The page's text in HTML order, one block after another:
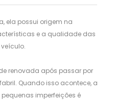
ela possui origem na
e a qualidade das
renovada após passar por
Quando isso acontece, a
imperfeições é